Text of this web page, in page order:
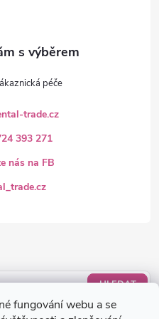
fungování webu a se
HLEDAT
trade.cz
393 271
nás na FB